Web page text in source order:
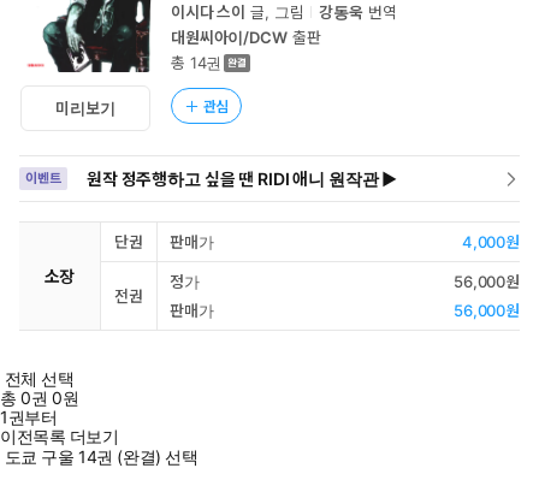
미리보기
이시다 스이 글, 그림 강동욱 번역
대원씨아이/DCW출판
총 14권
관심
이벤트 원작 정주행하고 싶을 땐 RIDI 애니 원작관 ▶
소장
단권 판매가 4,000원
전권
정가
56,000원
판매가
56,000원
전체 선택
총0권 0원
1권부터
이전목록 더보기
도쿄 구울 14권 (완결) 선택